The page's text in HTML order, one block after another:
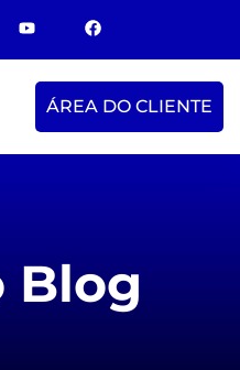
ÁREA DO CLIENTE
Blog